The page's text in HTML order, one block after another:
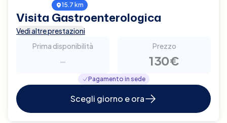
15.7 km
Visita Gastroenterologica
Vedi altre prestazioni
Prima disponibilità
-
Prezzo
130€
Pagamento in sede
Scegli giorno e ora